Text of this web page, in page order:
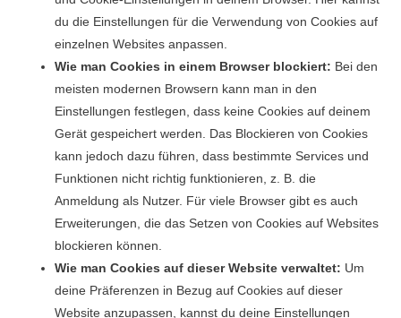
du die Einstellungen für die Verwendung von Cookies auf
einzelnen Websites anpassen.
Wie man Cookies in einem Browser blockiert: Bei den
meisten modernen Browsern kann man in den
Einstellungen festlegen, dass keine Cookies auf deinem
Gerät gespeichert werden. Das Blockieren von Cookies
kann jedoch dazu führen, dass bestimmte Services und
Funktionen nicht richtig funktionieren, z. B. die
Anmeldung als Nutzer. Für viele Browser gibt es auch
Erweiterungen, die das Setzen von Cookies auf Websites
blockieren können.
Wie man Cookies auf dieser Website verwaltet: Um
deine Präferenzen in Bezug auf Cookies auf dieser
Website anzupassen, kannst du deine Einstellungen